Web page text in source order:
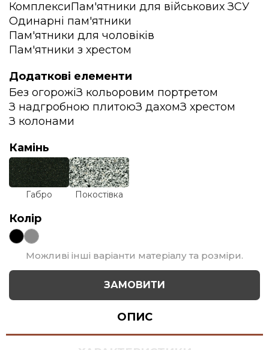
КомплексиПам'ятники для військових ЗСУ
Одинарні пам'ятники
Пам'ятники для чоловіків
Пам'ятники з хрестом
Додаткові елементи
Без огорожіЗ кольоровим портретом
З надгробною плитоюЗ дахомЗ хрестом
З колонами
Камінь
Габро Покостівка
Колір
Можливі інші варіанти матеріалу та розміри.
ЗАМОВИТИ
ОПИС